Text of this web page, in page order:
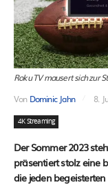
Roku TV mausert sich zur
Von Dominic Jahn 8.
4K Streaming
Der Sommer 2023
präsentiert stolz eine
die jeden